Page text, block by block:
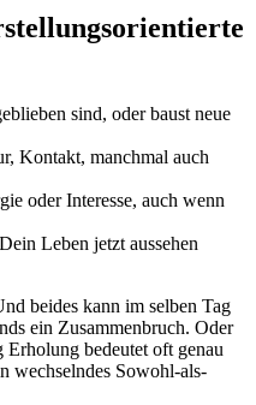
sind, oder baust neue
Kontakt, manchmal auch
oder Interesse, auch wenn
Leben jetzt aussehen
beides kann im selben Tag
ein Zusammenbruch. Oder
Erholung bedeutet oft genau
wechselndes Sowohl-als-